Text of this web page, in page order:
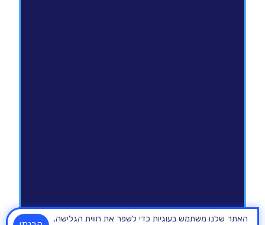
האתר שלנו משתמש בעוגיות כדי לשפר את חווית הגלישה,